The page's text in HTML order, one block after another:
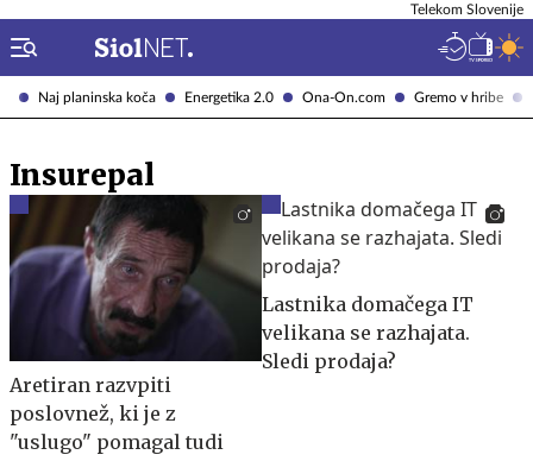
Naj planinska koča Energetika 2.0 Ona-On.com Gremo v hribe
Telekom Slovenije
Insurepal
Aretiran razvpiti
poslovnež, ki je z
"uslugo" pomagal tudi
Lastnika domačega IT
velikana se razhajata.
Sledi prodaja?